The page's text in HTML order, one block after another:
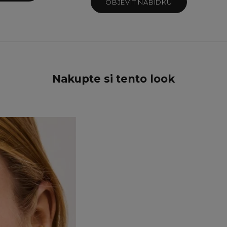
Teal Sparkle
OBJEVIT NABÍDKU
Nakupte si tento look